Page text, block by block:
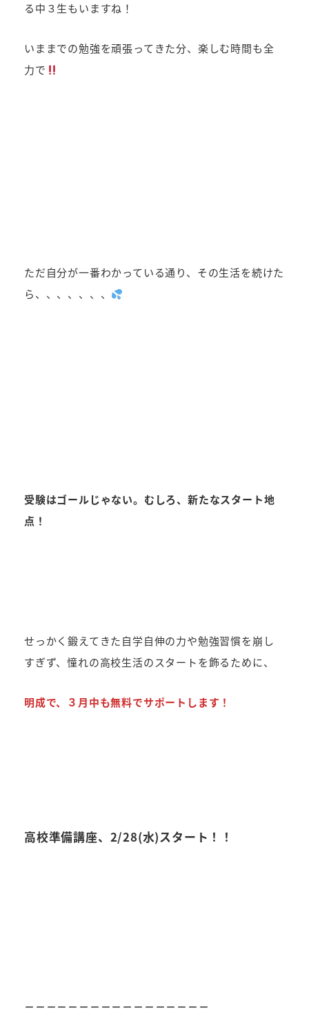
る中３生もいますね！
いままでの勉強を頑張ってきた分、楽しむ時間も全
力で
ただ自分が一番わかっている通り、その生活を続けた
ら、、、、、、、
受験はゴールじゃない。むしろ、新たなスタート地
点！
せっかく鍛えてきた自学自伸の力や勉強習慣を崩し
すぎず、憧れの高校生活のスタートを飾るために、
明成で、３月中も無料でサポートします！
高校準備講座、2/28(水)スタート！！
－－－－－－－－－－－－－－－－－